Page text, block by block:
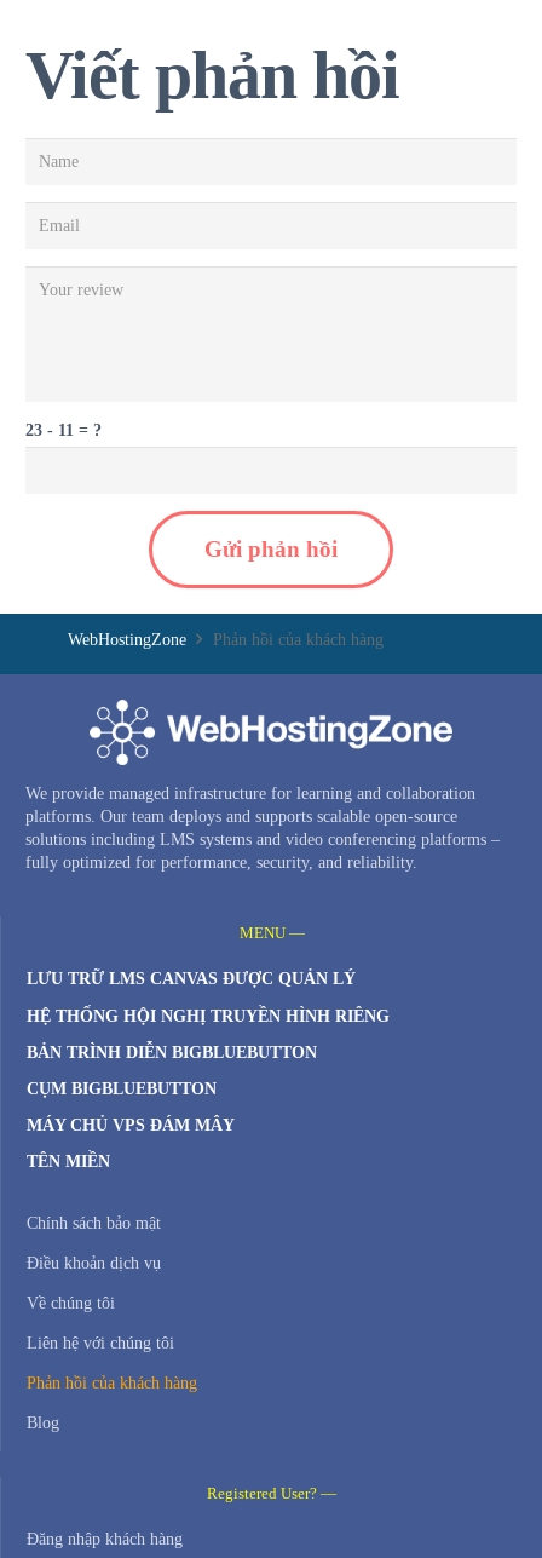
Viết phản hồi
23 - 11 = ?
Gửi phản hồi
WebHostingZone Phản hồi của khách hàng
We provide managed infrastructure for learning and collaboration
platforms. Our team deploys and supports scalable open-source
solutions including LMS systems and video conferencing platforms –
fully optimized for performance, security, and reliability.
MENU —
LƯU TRỮ LMS CANVAS ĐƯỢC QUẢN LÝ
HỆ THỐNG HỘI NGHỊ TRUYỀN HÌNH RIÊNG
BẢN TRÌNH DIỄN BIGBLUEBUTTON
CỤM BIGBLUEBUTTON
MÁY CHỦ VPS ĐÁM MÂY
TÊN MIỀN
Chính sách bảo mật
Điều khoản dịch vụ
Về chúng tôi
Liên hệ với chúng tôi
Phản hồi của khách hàng
Blog
Registered User? —
Đăng nhập khách hàng